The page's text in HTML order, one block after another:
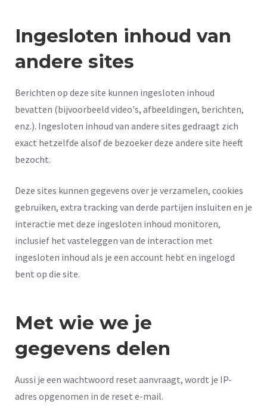
Ingesloten inhoud van
andere sites
Berichten op deze site kunnen ingesloten inhoud
bevatten (bijvoorbeeld video's, afbeeldingen, berichten,
enz.). Ingesloten inhoud van andere sites gedraagt zich
exact hetzelfde alsof de bezoeker deze andere site heeft
bezocht.
Deze sites kunnen gegevens over je verzamelen, cookies
gebruiken, extra tracking van derde partijen insluiten en je
interactie met deze ingesloten inhoud monitoren,
inclusief het vasteleggen van de interaction met
ingesloten inhoud als je een account hebt en ingelogd
bent op die site.
Met wie we je
gegevens delen
Aussi je een wachtwoord reset aanvraagt, wordt je IP-
adres opgenomen in de reset e-mail.